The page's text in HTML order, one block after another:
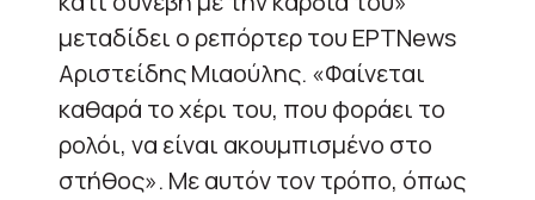
μεταδίδει ο ρεπόρτερ του EΡΤΝews
Αριστείδης Μιαούλης. «Φαίνεται
καθαρά το χέρι του, που φοράει το
ρολόι, να είναι ακουμπισμένο στο
στήθος». Με αυτόν τον τρόπο, όπως